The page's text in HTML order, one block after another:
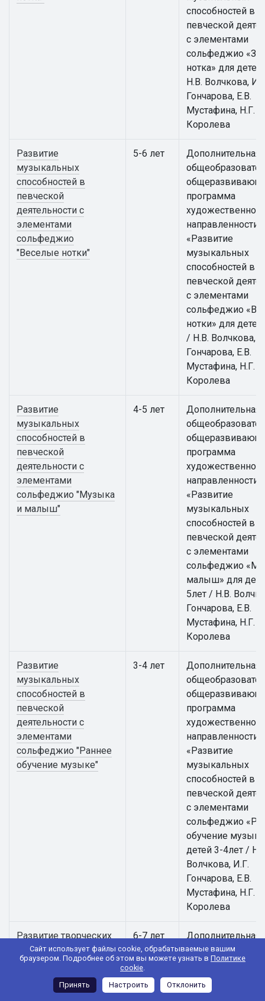
Сайт использует файлы cookie, обрабатываемые вашим
браузером. Подробнее об этом вы можете узнать в Политике
cookie.
Принять
Настроить Отклонить
способностей в
певческой
с элементами
сольфеджио
нотка» для
Н.В. Волчкова,
Гончарова, Е.В.
Мустафина, Н.Г.
Королева
Развитие
музыкальных
способностей в
певческой
деятельности с
элементами
сольфеджио
"Веселые нотки"
5-6 лет
Дополнительная
программа
художественной
направленности
«Развитие
музыкальных
способностей в
певческой
с элементами
сольфеджио
нотки» для
/ Н.В. Волчкова,
Гончарова, Е.В.
Мустафина, Н.Г.
Королева
Развитие
музыкальных
способностей в
певческой
деятельности с
элементами
сольфеджио "Музыка
и малыш"
4-5 лет
Дополнительная
программа
художественной
направленности
«Развитие
музыкальных
способностей в
певческой
с элементами
сольфеджио
малыш» для
5лет / Н.В.
Гончарова, Е.В.
Мустафина, Н.Г.
Королева
Развитие
музыкальных
способностей в
певческой
деятельности с
элементами
сольфеджио "Раннее
обучение музыке"
3-4 лет
Дополнительная
программа
художественной
направленности
«Развитие
музыкальных
способностей в
певческой
с элементами
сольфеджио
обучение
детей 3-4лет /
Волчкова, И.Г.
Гончарова, Е.В.
Мустафина, Н.Г.
Королева
Развитие творческих
способностей
средствами
театрального
искусства "Театр
6-7 лет
Дополнительная
программа
художественной